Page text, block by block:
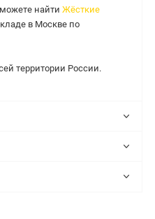
найти Жёсткие
в Москве по
территории России.